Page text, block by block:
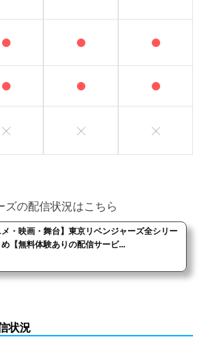
の配信状況はこちら
メ・映画・舞台】東京リベンジャーズ全シリー
【無料体験ありの配信サービ...
状況